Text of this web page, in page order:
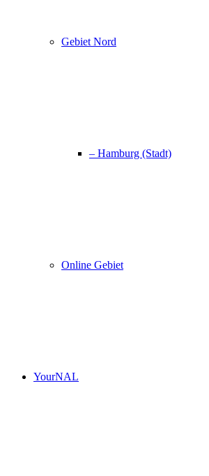
Gebiet Nord
– Hamburg (Stadt)
Online Gebiet
YourNAL